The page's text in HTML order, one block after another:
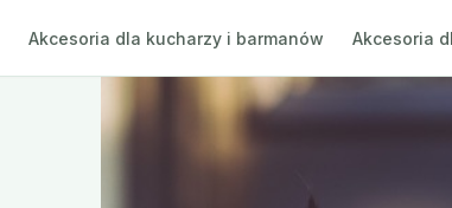
Akcesoria dla kucharzy i barmanów Akcesoria